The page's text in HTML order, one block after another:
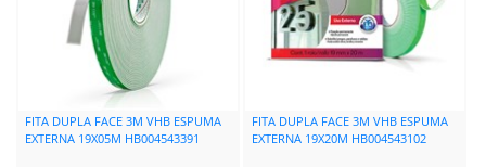
FITA DUPLA FACE 3M VHB ESPUMA
EXTERNA 19X05M HB004543391
FITA DUPLA FACE 3M VHB ESPUMA
EXTERNA 19X20M HB004543102